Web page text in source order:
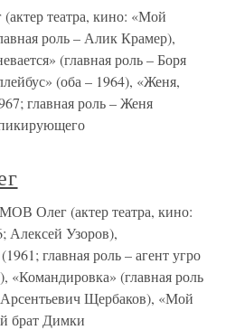
театра, кино: «Мой
роль – Алик Крамер),
(главная роль – Боря
(оба – 1964), «Женя,
главная роль – Женя
Олег (актер театра, кино:
Алексей Узоров),
главная роль – агент угро
«Командировка» (главная роль
Щербаков), «Мой
брат Димки